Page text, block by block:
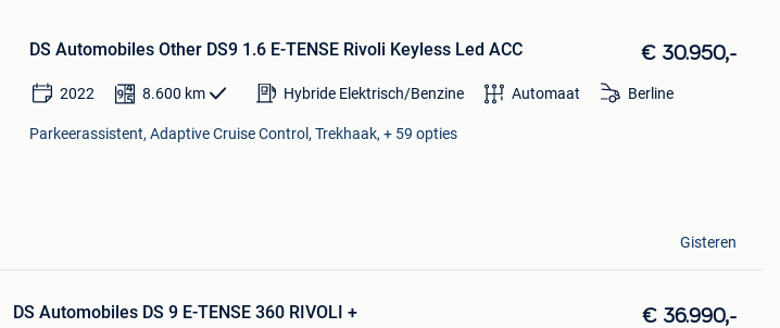
DS Automobiles Other DS9 1.6 E-TENSE Rivoli Keyless Led ACC € 30.950,-
2022 8.600 km Hybride Elektrisch/Benzine Automaat Berline
Parkeerassistent, Adaptive Cruise Control, Trekhaak, + 59 opties
Gisteren
DS Automobiles DS 9 E-TENSE 360 RIVOLI + € 36.990,-